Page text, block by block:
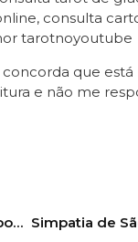
consulta
tarotnoyoutube
que
e não me
Simpatia de